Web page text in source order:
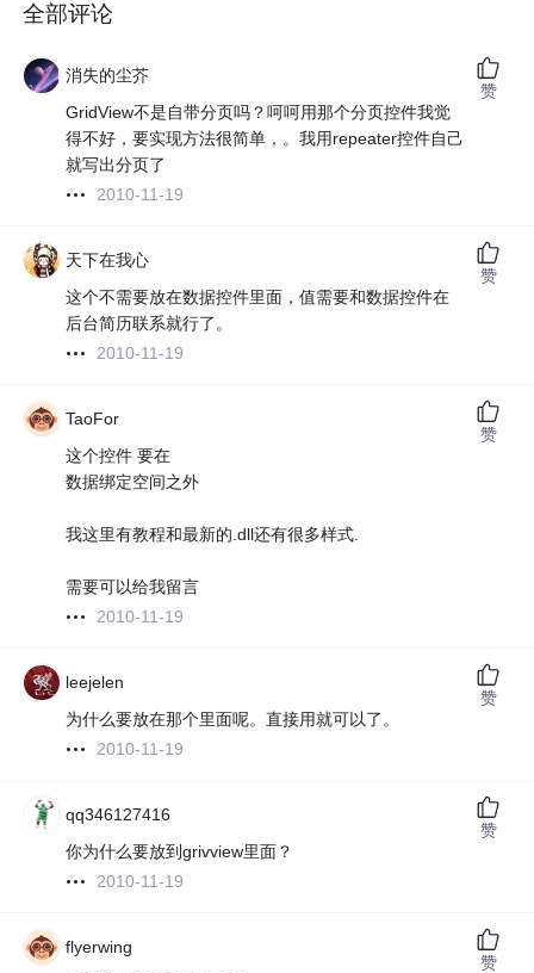
全部评论
消失的尘芥
GridView不是自带分页吗？呵呵用那个分页控件我觉
得不好，要实现方法很简单，。我用repeater控件自己
就写出分页了
2010-11-19
赞
天下在我心
这个不需要放在数据控件里面，值需要和数据控件在
后台简历联系就行了。
2010-11-19
赞
TaoFor
这个控件 要在
数据绑定空间之外
我这里有教程和最新的.dll还有很多样式.
需要可以给我留言
2010-11-19
赞
leejelen
为什么要放在那个里面呢。直接用就可以了。
2010-11-19
赞
qq346127416
你为什么要放到grivview里面？
2010-11-19
赞
flyerwing
赞